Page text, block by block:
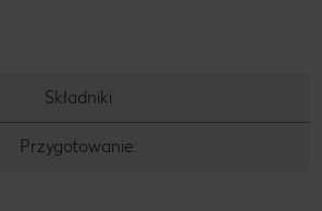
Składniki
Przygotowanie: